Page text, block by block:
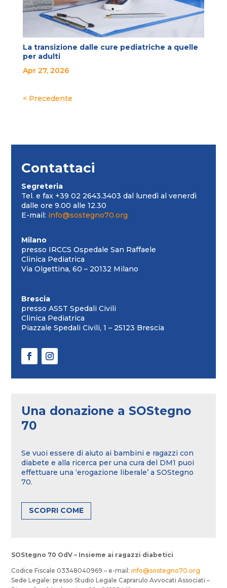
La transizione dalle cure pediatriche a quelle
per adulti
Apr 27, 2026
Contattaci
Segreteria
Tel. e fax +39 02 2643.3403 dal lunedì al venerdì
dalle ore 9.00 alle 12.30
E-mail: info@sostegno70.org
Milano
presso IRCCS Ospedale San Raffaele
Clinica Pediatrica
Via Olgettina, 60 – 20132 Milano
Brescia
presso ASST Spedali Civili
Clinica Pediatrica
Piazzale Spedali Civili, 1 – 25123 Brescia
Una donazione a SOStegno
70
Se vuoi essere di aiuto ai bambini e ragazzi con
diabete e alla ricerca per una cura del DM1 puoi
effettuare una ‘erogazione liberale’ a SOStegno
70.
SCOPRI COME
SOStegno 70 OdV – Insieme ai ragazzi diabetici
Codice Fiscale 03348040969 – e-mail:info@sostegno70.org
Sede Legale: presso Studio Legale Caprarulo Avvocati Associati –